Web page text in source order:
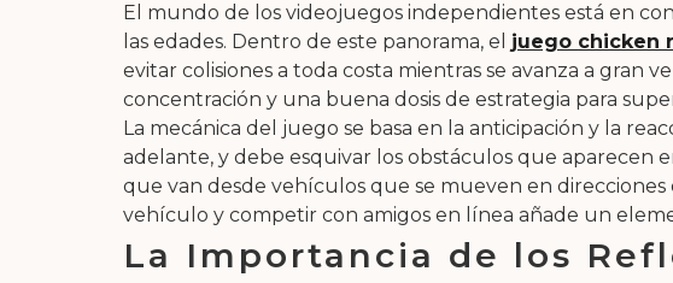
El mundo de los videojuegos independientes está en
las edades. Dentro de este panorama, el juego chicken
evitar colisiones a toda costa mientras se avanza a
concentración y una buena dosis de estrategia para
La mecánica del juego se basa en la anticipación y la
adelante, y debe esquivar los obstáculos que aparecen
que van desde vehículos que se mueven en direcciones
vehículo y competir con amigos en línea añade un
La Importancia de los